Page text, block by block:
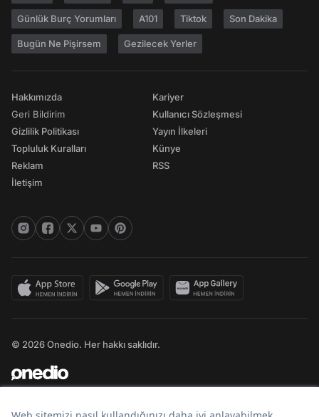
Günlük Burç Yorumları A101 Tiktok Son Dakika
Bugün Ne Pişirsem Gezilecek Yerler
Hakkımızda
Geri Bildirim
Gizlilik Politikası
Topluluk Kuralları
Reklam
İletişim
Kariyer
Kullanıcı Sözleşmesi
Yayın İlkeleri
Künye
RSS
© 2026 Onedio. Her hakkı saklıdır.